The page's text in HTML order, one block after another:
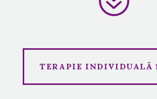
TERAPIE INDIVIDUALĂ